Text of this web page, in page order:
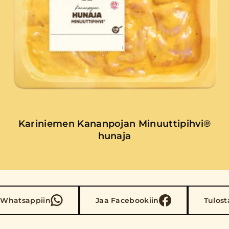
Kariniemen Kananpojan Minuuttipihvi®
hunaja
Jaa Facebookiin